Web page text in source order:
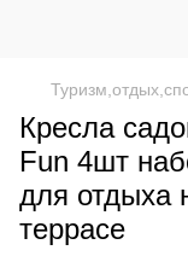
Кресла
Fun 4шт
для отдыха
террасе